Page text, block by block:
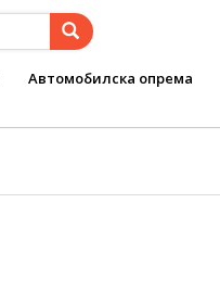
Автомобилска опрема